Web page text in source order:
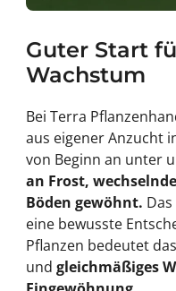
Guter Start
Wachstum
Bei Terra
aus eigener Anzucht
von Beginn an unter
an Frost,
Böden gewöhnt.
eine bewusste
Pflanzen bedeutet
und gleichmäßiges